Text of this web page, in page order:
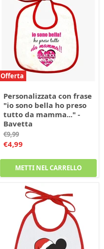
Offerta
Personalizzata con frase
"io sono bella ho preso
tutto da mamma..." -
Bavetta
Prezzo
originale
€9,99
Prezzo
€4,99
METTI NEL CARRELLO